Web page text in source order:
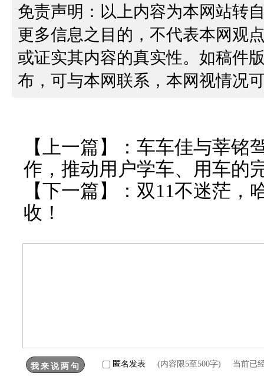
免责声明：以上内容为本网站转
更多信息之目的，不代表本网观
或证实其内容的真实性。如稿件
布，可与本网联系，本网视情况
【上一篇】： 车车佳与莘铭
作，推动用户学车、用车的
【下一篇】： 双11不迷茫，
收！
匿名发表 (内容限5至500字) 当前已